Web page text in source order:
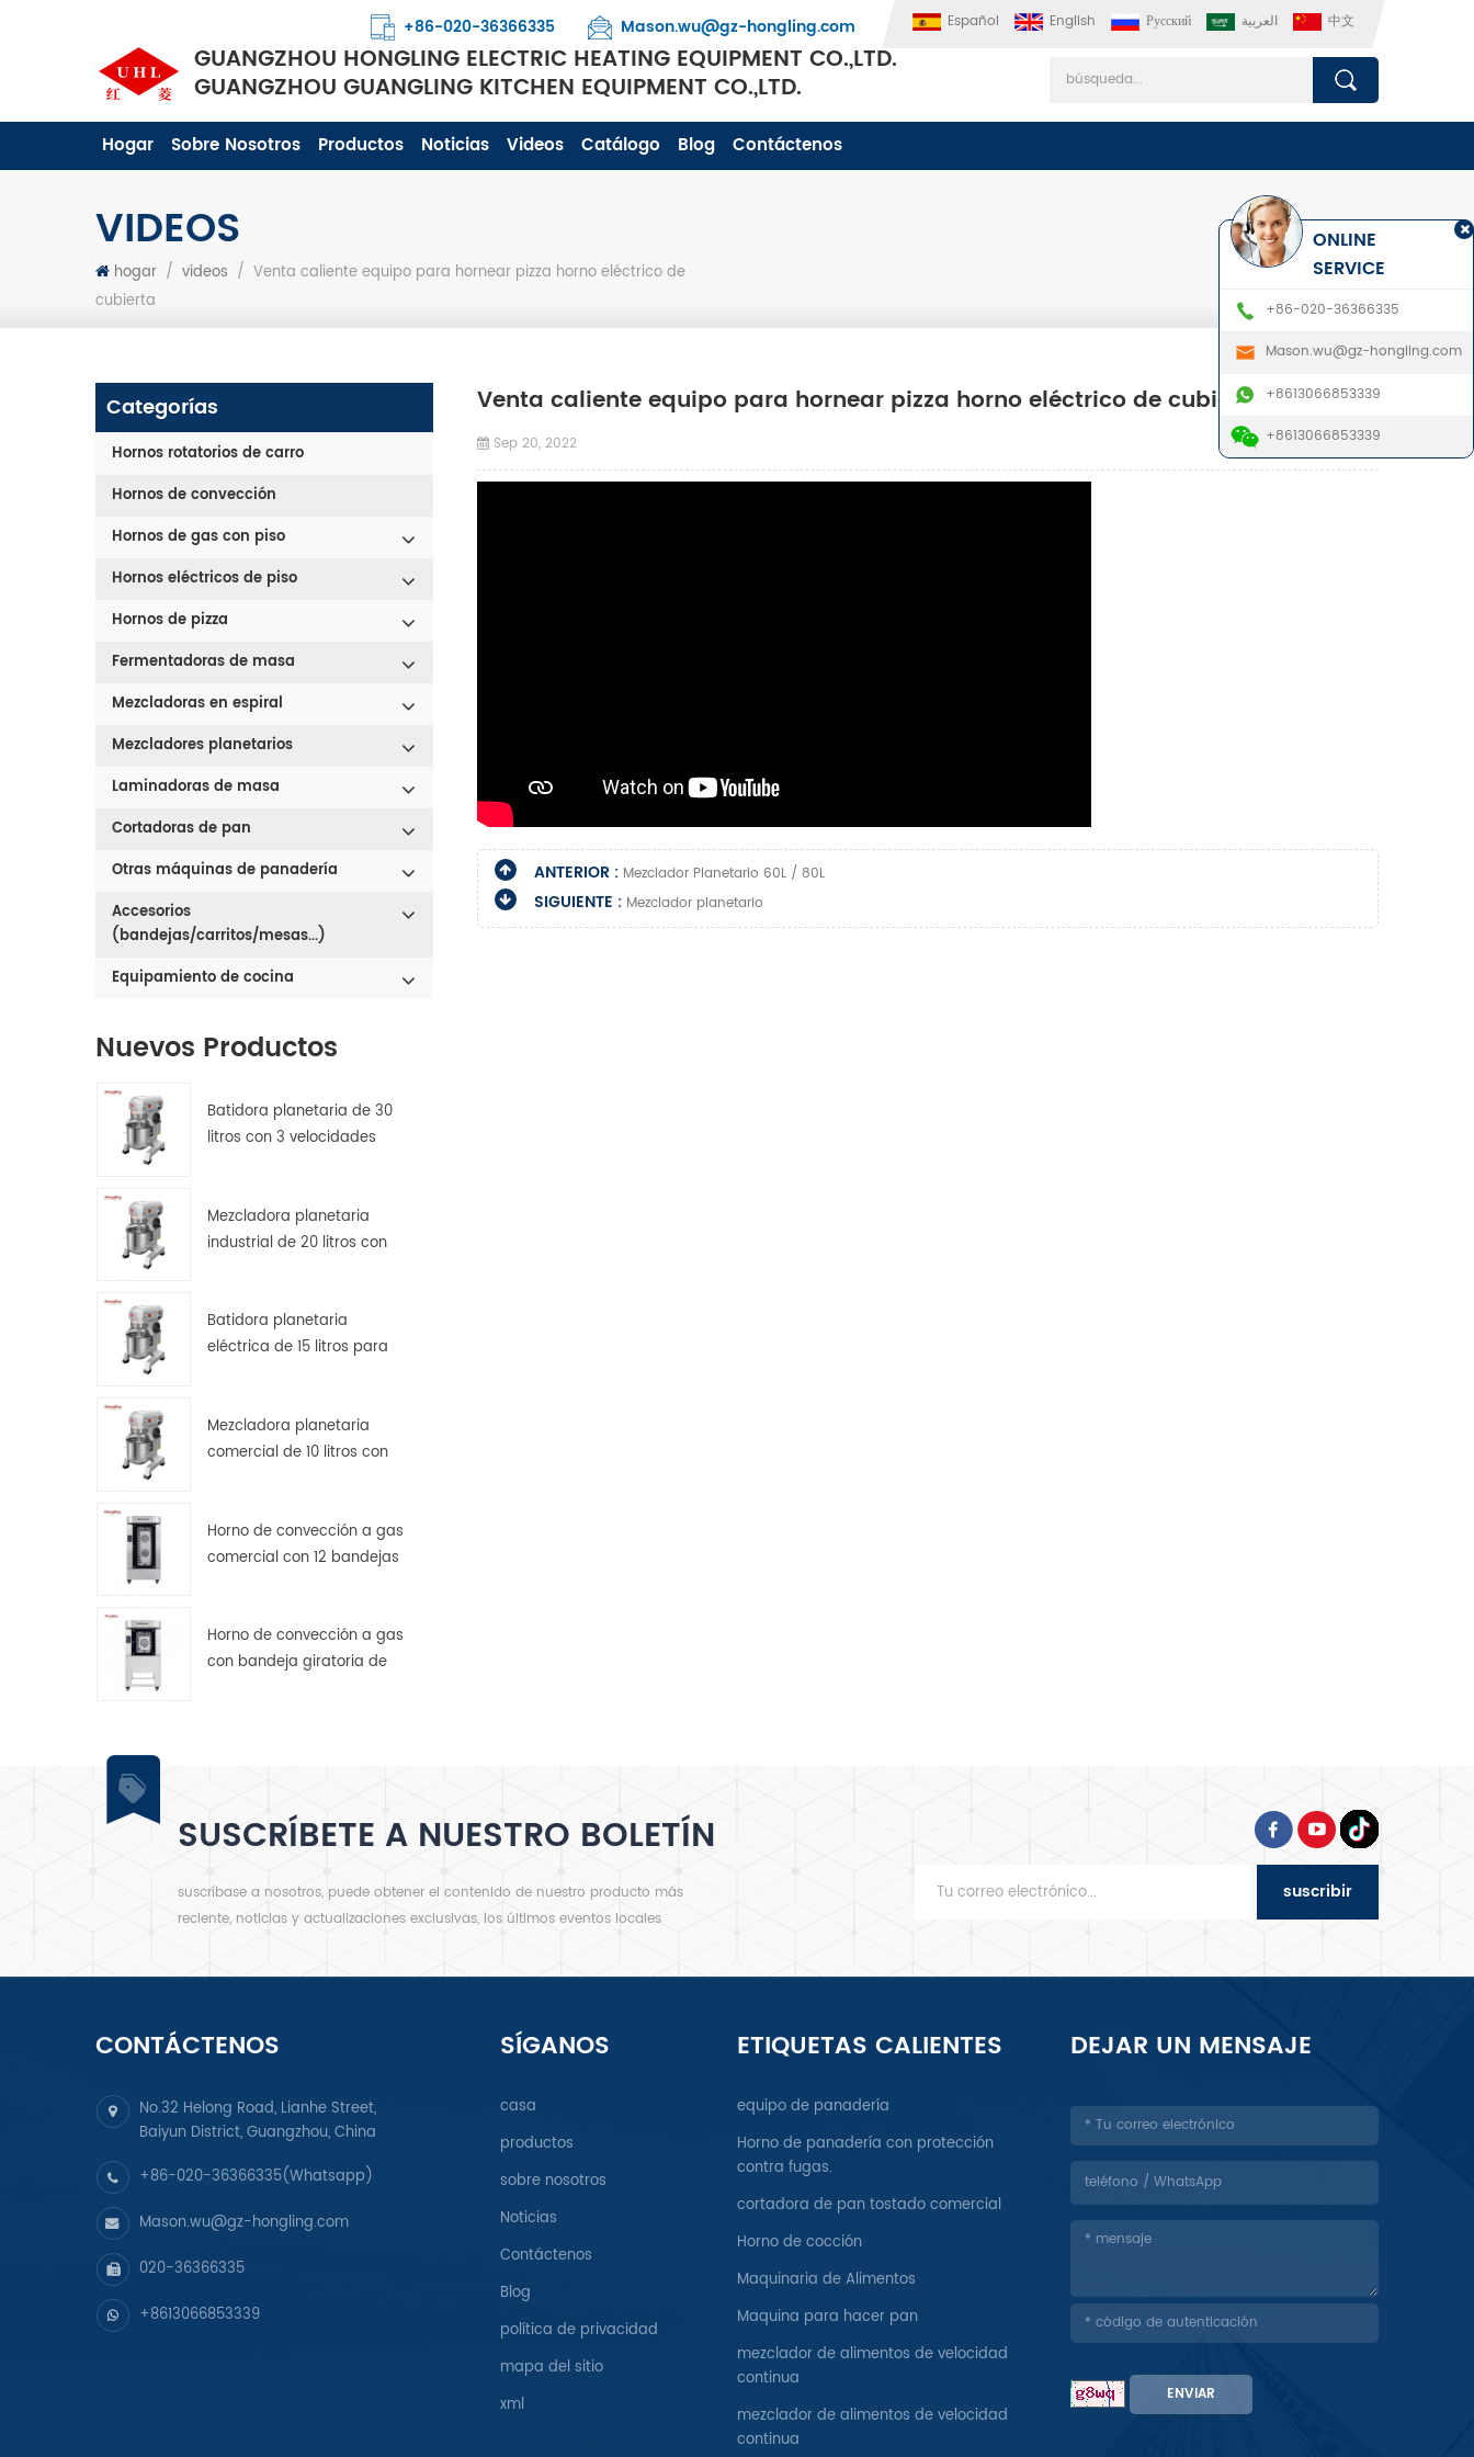
Español English Русский العربية 中文
+86-020-36366335 Mason.wu@gz-hongling.com
GUANGZHOU HONGLING ELECTRIC HEATING EQUIPMENT CO.,LTD.
GUANGZHOU GUANGLING KITCHEN EQUIPMENT CO.,LTD.
Hogar Sobre Nosotros Productos Noticias Videos Catálogo Blog Contáctenos
VIDEOS
hogar / videos / Venta caliente equipo para hornear pizza horno eléctrico de
cubierta
Categorías
Hornos rotatorios de carro
Hornos de convección
Hornos de gas con piso
Hornos eléctricos de piso
Hornos de pizza
Fermentadoras de masa
Mezcladoras en espiral
Mezcladores planetarios
Laminadoras de masa
Cortadoras de pan
Otras máquinas de panadería
Accesorios
(bandejas/carritos/mesas...)
Equipamiento de cocina
Nuevos Productos
Batidora planetaria de 30
litros con 3 velocidades
Mezcladora planetaria
industrial de 20 litros con
Batidora planetaria
eléctrica de 15 litros para
Mezcladora planetaria
comercial de 10 litros con
Horno de convección a gas
comercial con 12 bandejas
Horno de convección a gas
con bandeja giratoria de
Venta caliente equipo para hornear pizza horno eléctrico de cubierta
Sep 20, 2022
ANTERIOR : Mezclador Planetario 60L / 80L
SIGUIENTE : Mezclador planetario
SUSCRÍBETE A NUESTRO BOLETÍN
suscríbase a nosotros, puede obtener el contenido de nuestro producto más
reciente, noticias y actualizaciones exclusivas, los últimos eventos locales
suscribir
CONTÁCTENOS
No.32 Helong Road, Lianhe Street,
Baiyun District, Guangzhou, China
+86-020-36366335(Whatsapp)
Mason.wu@gz-hongling.com
020-36366335
+8613066853339
SÍGANOS
casa
productos
sobre nosotros
Noticias
Contáctenos
Blog
política de privacidad
mapa del sitio
xml
ETIQUETAS CALIENTES
equipo de panadería
Horno de panadería con protección
contra fugas.
cortadora de pan tostado comercial
Horno de cocción
Maquinaria de Alimentos
Maquina para hacer pan
mezclador de alimentos de velocidad
continua
mezclador de alimentos de velocidad
continua
DEJAR UN MENSAJE
ENVIAR
ONLINE
SERVICE
+86-020-36366335
Mason.wu@gz-hongling.com
+8613066853339
+8613066853339